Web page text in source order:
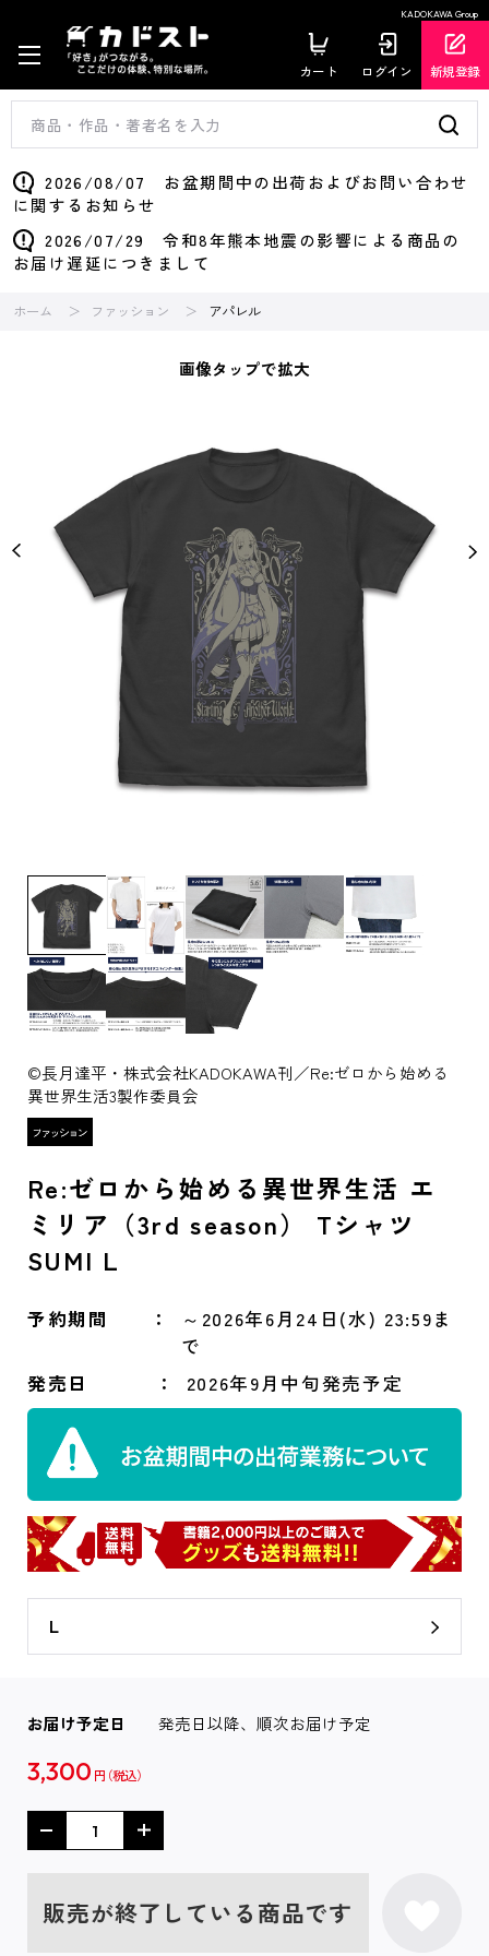
KADOKAWA Group
カート ログイン 新規登録
2026/08/07 お盆期間中の出荷およびお問い合わせ
に関するお知らせ
2026/07/29 令和8年熊本地震の影響による商品の
お届け遅延につきまして
ホーム ファッション アパレル
画像タップで拡大
©長月達平・株式会社KADOKAWA刊／Re:ゼロから始める
異世界生活3製作委員会
Re:ゼロから始める異世界生活 エ
ミリア（3rd season） Tシャツ
SUMI L
予約期間
～2026年6月24日(水) 23:59ま
で
発売日
2026年9月中旬発売予定
L
お届け予定日 発売日以降、順次お届け予定
3,300 円
販売が終了している商品です